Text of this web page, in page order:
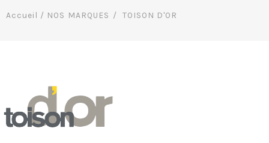
Accueil / NOS MARQUES TOISON D'OR